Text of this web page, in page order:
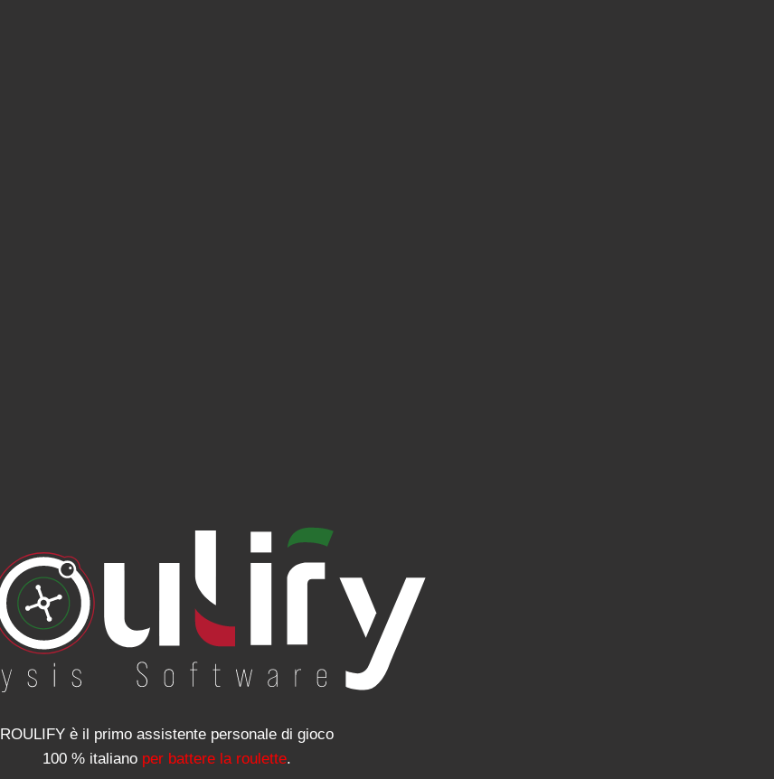
ROULIFY è il primo assistente personale di gioco
100 % italiano per battere la roulette.